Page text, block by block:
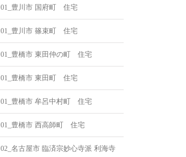
01_豊川市 国府町 住宅
01_豊川市 篠束町 住宅
01_豊橋市 東田仲の町 住宅
01_豊橋市 東田町 住宅
01_豊橋市 牟呂中村町 住宅
01_豊橋市 西高師町 住宅
02_名古屋市 臨済宗妙心寺派 利海寺